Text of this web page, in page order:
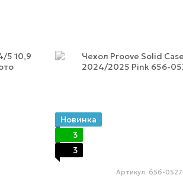
Новинка
3
3
Артикул: 656-